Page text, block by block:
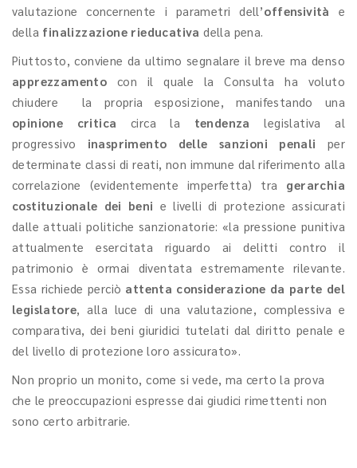
valutazione concernente i parametri dell’offensività e
della finalizzazione rieducativadella pena.
Piuttosto, conviene da ultimo segnalare il breve ma denso
apprezzamento con il quale la Consulta ha voluto
chiudere la propria esposizione, manifestando una
opinione critica circa la tendenzalegislativa al
progressivo inasprimento delle sanzioni penali per
determinate classi di reati, non immune dal riferimento alla
correlazione (evidentemente imperfetta) tra gerarchia
costituzionale dei beni e livelli di protezione assicurati
dalle attuali politiche sanzionatorie: «la pressione punitiva
attualmente esercitata riguardo ai delitti contro il
patrimonio è ormai diventata estremamente rilevante.
Essa richiede perciò attenta considerazione da parte del
legislatore, alla luce di una valutazione, complessiva e
comparativa, dei beni giuridici tutelati dal diritto penale e
del livello di protezione loro assicurato».
Non proprio un monito, come si vede, ma certo la prova
che le preoccupazioni espresse dai giudici rimettenti non
sono certo arbitrarie.